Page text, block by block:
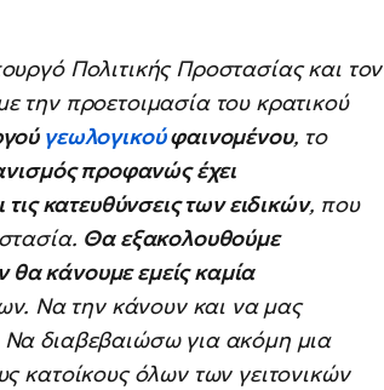
Πολιτικής Προστασίας και τον
την προετοιμασία του κρατικού
γεωλογικούφαινομένου, το
προφανώς έχει
κατευθύνσεις των ειδικών, που
Θα εξακολουθούμε
κάνουμε εμείς καμία
Να την κάνουν και να μας
διαβεβαιώσω για ακόμη μια
κατοίκους όλων των γειτονικών